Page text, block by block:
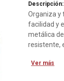
Descripción:
Organiza y
facilidad y
metálica
resistente,
Con su
Ver más